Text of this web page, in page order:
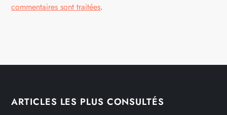
commentaires sont traitées.
ARTICLES LES PLUS CONSULTÉS